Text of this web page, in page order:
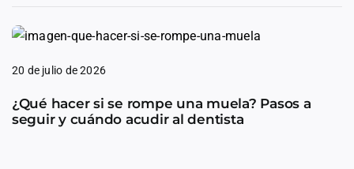
20 de julio de 2026
¿Qué hacer si se rompe una muela? Pasos a
seguir y cuándo acudir al dentista